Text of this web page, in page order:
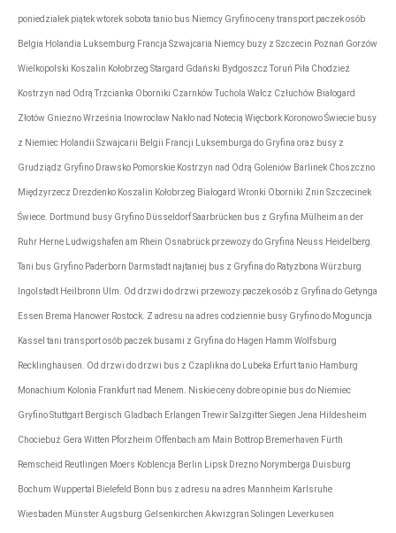
poniedziałek piątek wtorek sobota tanio bus Niemcy Gryfino ceny transport paczek osób
Belgia Holandia Luksemburg Francja Szwajcaria Niemcy buzy z Szczecin Poznań Gorzów
Wielkopolski Koszalin Kołobrzeg Stargard Gdański Bydgoszcz Toruń Piła Chodzież
Kostrzyn nad Odrą Trzcianka Oborniki Czarnków Tuchola Wałcz Człuchów Białogard
Złotów Gniezno Września Inowrocław Nakło nad Notecią Więcbork Koronowo Świecie busy
z Niemiec Holandii Szwajcarii Belgii Francji Luksemburga do Gryfina oraz busy z
Grudziądz Gryfino Drawsko Pomorskie Kostrzyn nad Odrą Goleniów Barlinek Choszczno
Międzyrzecz Drezdenko Koszalin Kołobrzeg Białogard Wronki Oborniki Żnin Szczecinek
Świece. Dortmund busy Gryfino Düsseldorf Saarbrücken bus z Gryfina Mülheim an der
Ruhr Herne Ludwigshafen am Rhein Osnabrück przewozy do Gryfina Neuss Heidelberg.
Tani bus Gryfino Paderborn Darmstadt najtaniej bus z Gryfina do Ratyzbona Würzburg
Ingolstadt Heilbronn Ulm. Od drzwi do drzwi przewozy paczek osób z Gryfina do Getynga
Essen Brema Hanower Rostock. Z adresu na adres codziennie busy Gryfino do Moguncja
Kassel tani transport osób paczek busami z Gryfina do Hagen Hamm Wolfsburg
Recklinghausen. Od drzwi do drzwi bus z Czaplikna do Lubeka Erfurt tanio Hamburg
Monachium Kolonia Frankfurt nad Menem. Niskie ceny dobre opinie bus do Niemiec
Gryfino Stuttgart Bergisch Gladbach Erlangen Trewir Salzgitter Siegen Jena Hildesheim
Chociebuż Gera Witten Pforzheim Offenbach am Main Bottrop Bremerhaven Fürth
Remscheid Reutlingen Moers Koblencja Berlin Lipsk Drezno Norymberga Duisburg
Bochum Wuppertal Bielefeld Bonn bus z adresu na adres Mannheim Karlsruhe
Wiesbaden Münster Augsburg Gelsenkirchen Akwizgran Solingen Leverkusen